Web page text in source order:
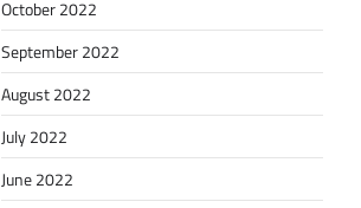
October 2022
September 2022
August 2022
July 2022
June 2022